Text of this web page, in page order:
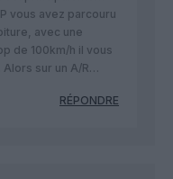
vous avez parcouru
avec une
de 100km/h il vous
sur un A/R…
RÉPONDRE